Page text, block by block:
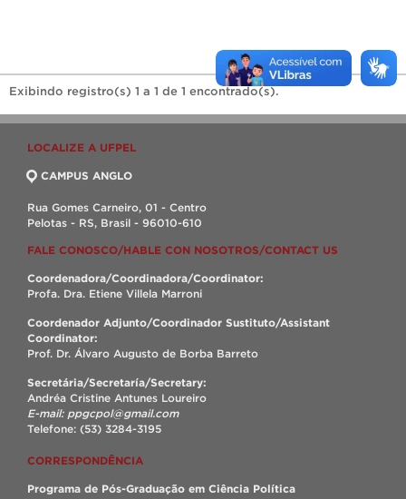
Exibindo registro(s) 1 a 1 de 1 encontrado(s).
LOCALIZE A UFPEL
CAMPUS ANGLO
Rua Gomes Carneiro, 01 - Centro
Pelotas - RS, Brasil - 96010-610
FALE CONOSCO/HABLE CON NOSOTROS/CONTACT US
Coordenadora/Coordinadora/Coordinator:
Profa. Dra. Etiene Villela Marroni
Coordenador Adjunto/Coordinador Sustituto/Assistant
Coordinator:
Prof. Dr. Álvaro Augusto de Borba Barreto
Secretária/Secretaría/Secretary:
Andréa Cristine Antunes Loureiro
E-mail: ppgcpol@gmail.com
Telefone: (53) 3284-3195
CORRESPONDÊNCIA
Programa de Pós-Graduação em Ciência Política